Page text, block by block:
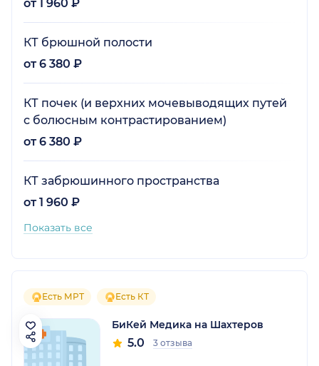
от 1 960 ₽
КТ брюшной полости
от 6 380 ₽
КТ почек (и верхних мочевыводящих путей
с болюсным контрастированием)
от 6 380 ₽
КТ забрюшинного пространства
от 1 960 ₽
Показать все
Есть МРТ Есть КТ
БиКей Медика на Шахтеров
5.0 3 отзыва